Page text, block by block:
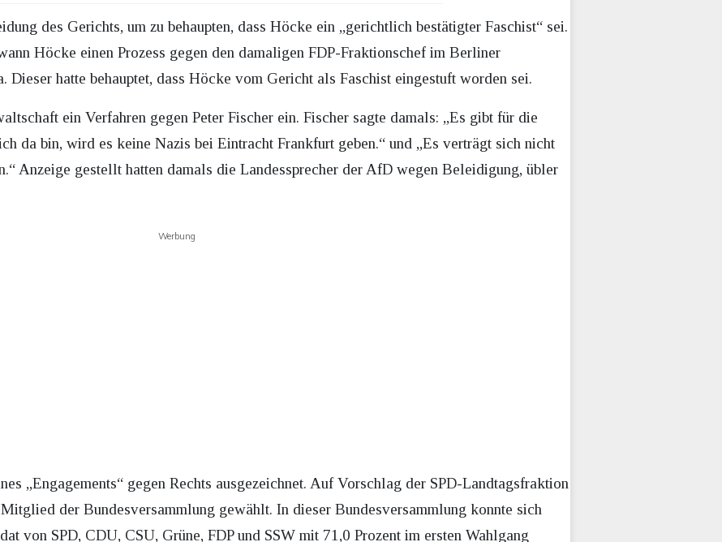
des Gerichts, um zu behaupten, dass Höcke ein „gerichtlich bestätigter Faschist“ sei.
Höcke einen Prozess gegen den damaligen FDP-Fraktionschef im Berliner
Dieser hatte behauptet, dass Höcke vom Gericht als Faschist eingestuft worden sei.
ein Verfahren gegen Peter Fischer ein. Fischer sagte damals: „Es gibt für die
da bin, wird es keine Nazis bei Eintracht Frankfurt geben.“ und „Es verträgt sich nicht
Anzeige gestellt hatten damals die Landessprecher der AfD wegen Beleidigung, übler
Werbung
„Engagements“ gegen Rechts ausgezeichnet. Auf Vorschlag der SPD-Landtagsfraktion
der Bundesversammlung gewählt. In dieser Bundesversammlung konnte sich
von SPD, CDU, CSU, Grüne, FDP und SSW mit 71,0 Prozent im ersten Wahlgang